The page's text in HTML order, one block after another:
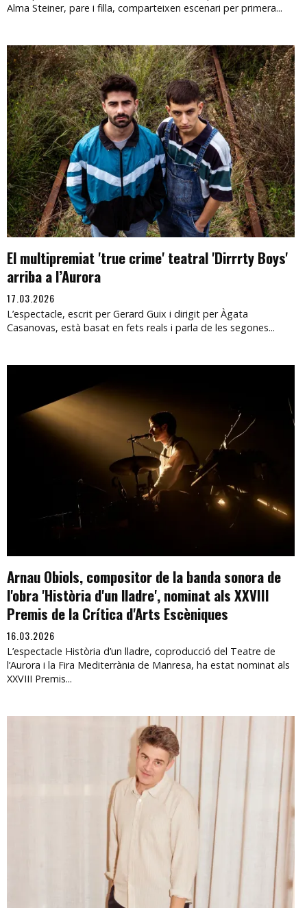
Alma Steiner, pare i filla, comparteixen escenari per primera...
El multipremiat 'true crime' teatral 'Dirrrty Boys'
arriba a l’Aurora
17.03.2026
L’espectacle, escrit per Gerard Guix i dirigit per Àgata
Casanovas, està basat en fets reals i parla de les segones...
Arnau Obiols, compositor de la banda sonora de
l'obra 'Història d'un lladre', nominat als XXVIII
Premis de la Crítica d'Arts Escèniques
16.03.2026
L’espectacle Història d’un lladre, coproducció del Teatre de
l’Aurora i la Fira Mediterrània de Manresa, ha estat nominat als
XXVIII Premis...